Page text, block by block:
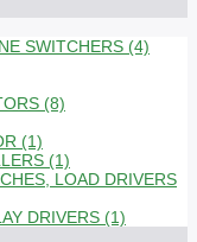
SWITCHERS (4)
(8)
(1)
(1)
LOAD DRIVERS
DRIVERS (1)